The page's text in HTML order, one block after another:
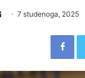
Send7 studenoga, 2025